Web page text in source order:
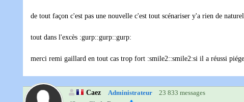
de tout façon c'est pas une nouvelle c'est tout scénariser y'a rien de
tout dans l'excès :gurp::gurp::gurp:
merci remi gaillard en tout cas trop fort :smile2::smile2:si il a réussi
Caez Administrateur
23 833 messages